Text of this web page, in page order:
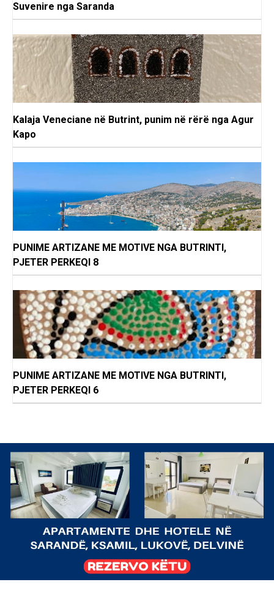
Suvenire nga Saranda
Kalaja Veneciane në Butrint, punim në rërë nga Agur
Kapo
PUNIME ARTIZANE ME MOTIVE NGA BUTRINTI,
PJETER PERKEQI 8
PUNIME ARTIZANE ME MOTIVE NGA BUTRINTI,
PJETER PERKEQI 6